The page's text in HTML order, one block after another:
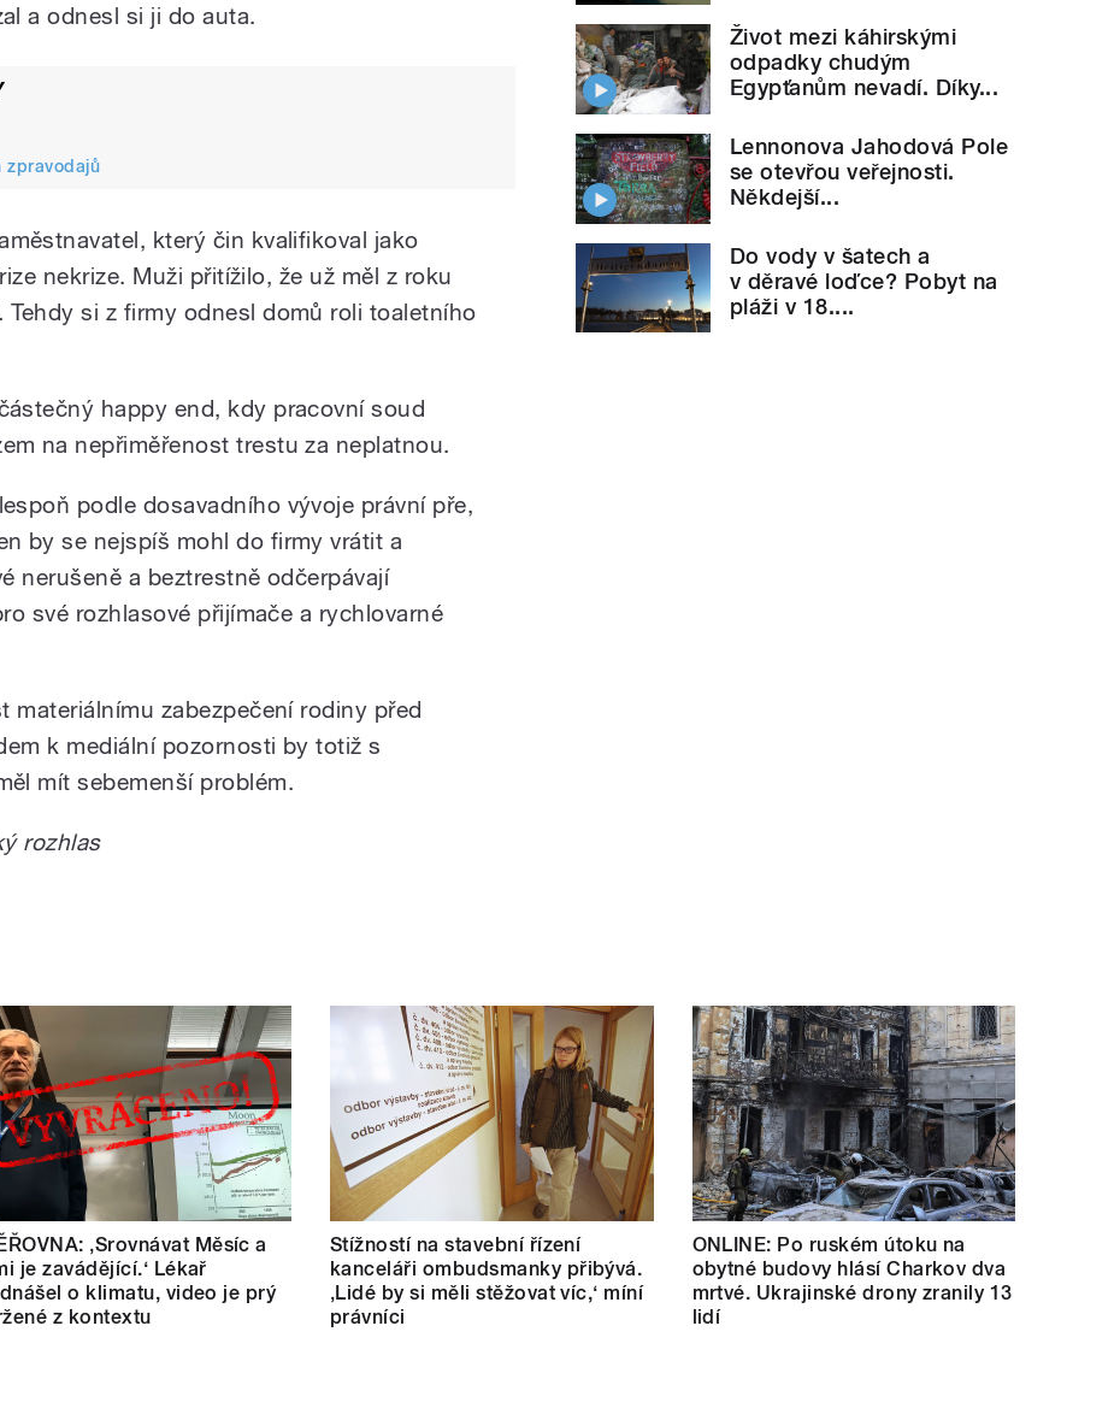
a odnesl si ji do auta.
zpravodajů
který čin kvalifikoval jako
nekrize. Muži přitížilo, že už měl z roku
si z firmy odnesl domů roli toaletního
happy end, kdy pracovní soud
na nepřiměřenost trestu za neplatnou.
podle dosavadního vývoje právní pře,
by se nejspíš mohl do firmy vrátit a
nerušeně a beztrestně odčerpávají
své rozhlasové přijímače a rychlovarné
materiálnímu zabezpečení rodiny před
k mediální pozornosti by totiž s
mít sebemenší problém.
rozhlas
Život mezi káhirskými
odpadky chudým
Egypťanům nevadí. Díky...
Lennonova Jahodová Pole
se otevřou veřejnosti.
Někdejší...
Do vody v šatech a
v děravé loďce? Pobyt na
pláži v 18....
‚Srovnávat Měsíc a
je zavádějící.‘ Lékař
o klimatu, video je prý
z kontextu
Stížností na stavební řízení
kanceláři ombudsmanky přibývá.
‚Lidé by si měli stěžovat víc,‘ míní
právníci
ONLINE: Po ruském útoku na
obytné budovy hlásí Charkov dva
mrtvé. Ukrajinské drony zranily 13
lidí